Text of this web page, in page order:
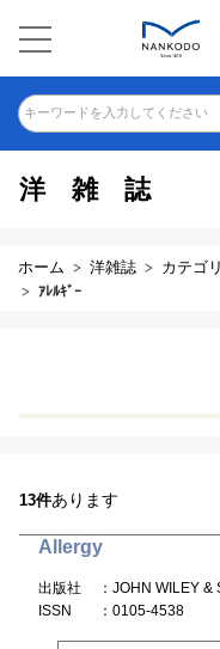
キーワードを入力してください
洋雑誌
ホーム 洋雑誌 カテゴ
ｱﾚﾙｷﾞｰ
13件あります
Allergy
出版社
：JOHN WILEY &
ISSN
：0105-4538